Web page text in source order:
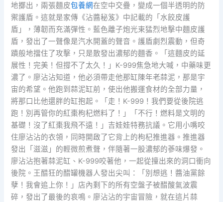
地擲出，兩張麵皮包養網在空中交疊，變成一個半透明的防
禦護盾。這就是家傳《沾醬秘笈》中記載的「水餃皮護
盾」，薄韌而充滿彈性。藍色離子炮光束猛烈地擊中麵皮護
盾，發出了一聲像是汽水開蓋的聲音。護盾劇烈震動，但奇
蹟般地擋住了攻擊，只是散發出濃郁的麵香。「這麵皮的延
展性！完美！但撐不了太久！」K-999焦急地大喊，中藥味更
濃了。廖沾沾知道，他必須帶走他那缸陳年老蒜泥，那是宇
宙的希望。他跑到蒜泥缸前，使出他搬運食材的全部力量，
將那口比他還胖的缸抱起。「走！K-999！我們要從後院逃
跑！別再管你的紅棗枸杞燃料了！」「不行！燃料是文明的
基礎！沒了紅棗我飛不遠！」吉娃娃特務抗議。它用小嘴咬
住廖沾沾的衣領，同時開啟了它背上的枸杞推進器。推進器
發出「滋滋」的輕微煎煮聲，伴隨著一股濃郁的蔘味爆發。
廖沾沾抱著蒜泥缸、K-999咬著他，一起從撞出來的洞口衝向
後院。王醋狂的醋罐機器人發出尖叫：「別想逃！醬油黨餘
孽！我會追上你！」店內剩下的所有空盤子被醋酸氣波震
碎，發出了最後的哀鳴。廖沾沾的宇宙冒險，就在這片蒜